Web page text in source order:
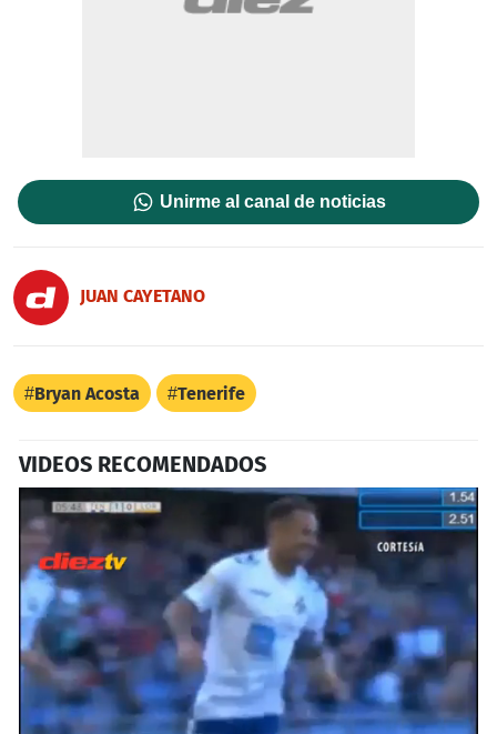
Unirme al canal de noticias
JUAN CAYETANO
Bryan Acosta Tenerife
VIDEOS RECOMENDADOS